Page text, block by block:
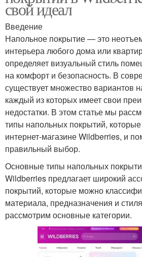
свой идеал
Введение
Напольное покрытие — это
интерьера любого дома или
определяет визуальный стиль
на комфорт и безопасность. В
существует множество вариантов
каждый из которых имеет свои
недостатки. В этом статье мы
типы напольных покрытий,
интернет-магазине Wildberries, и
правильный выбор.
Основные типы напольных
Wildberries предлагает широкий
покрытий, которые можно
материала, предназначения и
рассмотрим основные категории.